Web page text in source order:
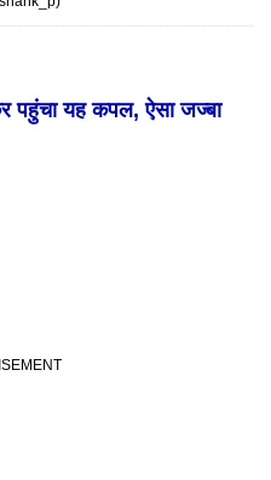
पहुंचा यह कपल, ऐसा जज्बा